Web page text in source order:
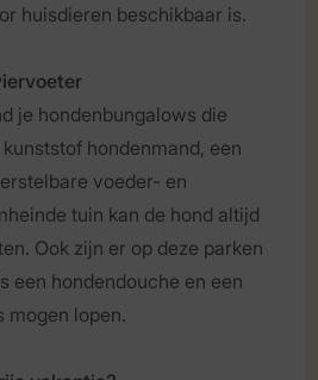
huisdieren beschikbaar is.
je hondenbungalows die
hondenmand, een
voeder- en
tuin kan de hond altijd
Ook zijn er op deze parken
een hondendouche en een
mogen lopen.